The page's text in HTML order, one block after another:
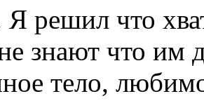
решил что
знают что им
тело,